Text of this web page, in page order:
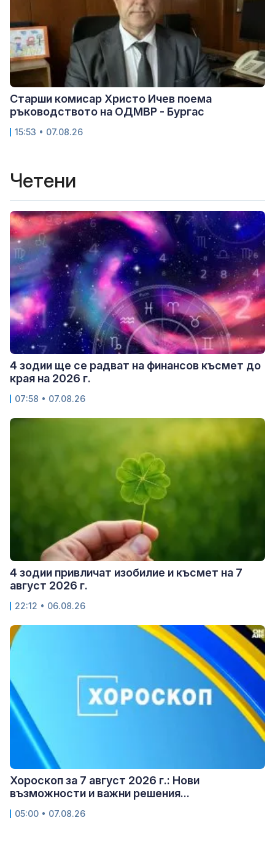
Старши комисар Христо Ичев поема
ръководството на ОДМВР - Бургас
15:53 • 07.08.26
Четени
4 зодии ще се радват на финансов късмет до
края на 2026 г.
07:58 • 07.08.26
4 зодии привличат изобилие и късмет на 7
август 2026 г.
22:12 • 06.08.26
Хороскоп за 7 август 2026 г.: Нови
възможности и важни решения...
05:00 • 07.08.26